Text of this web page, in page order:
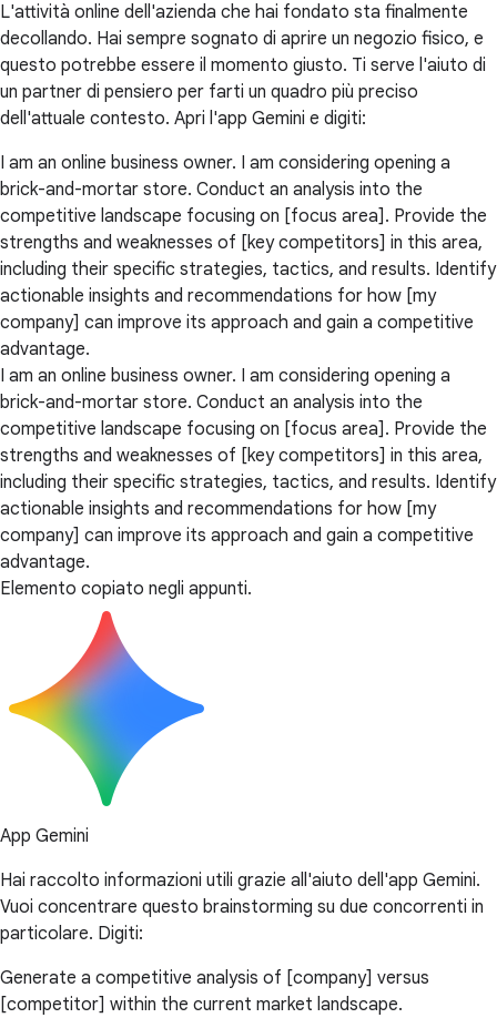
L'attività online dell'azienda che hai fondato sta finalmente
decollando. Hai sempre sognato di aprire un negozio fisico, e
questo potrebbe essere il momento giusto. Ti serve l'aiuto di
un partner di pensiero per farti un quadro più preciso
dell'attuale contesto. Apri l'app Gemini e digiti:
I am an online business owner. I am considering opening a
brick-and-mortar store. Conduct an analysis into the
competitive landscape focusing on [focus area]. Provide the
strengths and weaknesses of [key competitors] in this area,
including their specific strategies, tactics, and results. Identify
actionable insights and recommendations for how [my
company] can improve its approach and gain a competitive
advantage.
I am an online business owner. I am considering opening a
brick-and-mortar store. Conduct an analysis into the
competitive landscape focusing on [focus area]. Provide the
strengths and weaknesses of [key competitors] in this area,
including their specific strategies, tactics, and results. Identify
actionable insights and recommendations for how [my
company] can improve its approach and gain a competitive
advantage.
Elemento copiato negli appunti.
App Gemini
Hai raccolto informazioni utili grazie all'aiuto dell'app Gemini.
Vuoi concentrare questo brainstorming su due concorrenti in
particolare. Digiti:
Generate a competitive analysis of [company] versus
[competitor] within the current market landscape.